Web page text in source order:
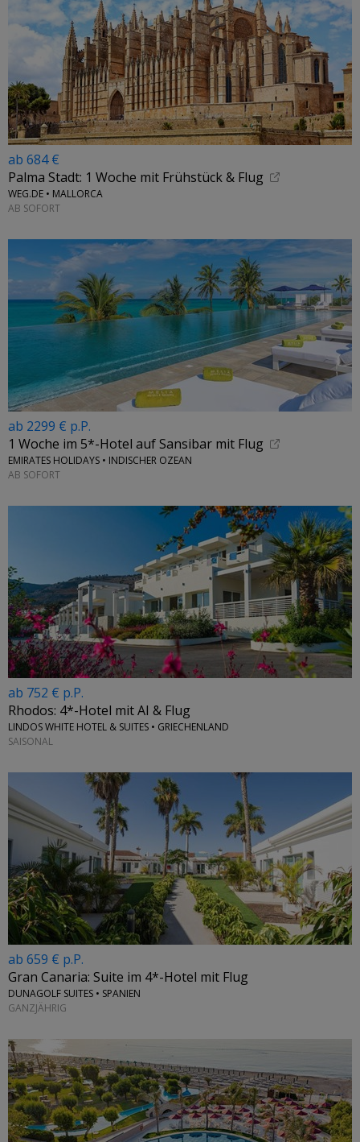
ab 684 €
Palma Stadt: 1 Woche mit Frühstück & Flug
WEG.DE • MALLORCA
AB SOFORT
ab 2299 € p.P.
1 Woche im 5*-Hotel auf Sansibar mit Flug
EMIRATES HOLIDAYS • INDISCHER OZEAN
AB SOFORT
ab 752 € p.P.
Rhodos: 4*-Hotel mit AI & Flug
LINDOS WHITE HOTEL & SUITES • GRIECHENLAND
SAISONAL
ab 659 € p.P.
Gran Canaria: Suite im 4*-Hotel mit Flug
DUNAGOLF SUITES • SPANIEN
GANZJÄHRIG